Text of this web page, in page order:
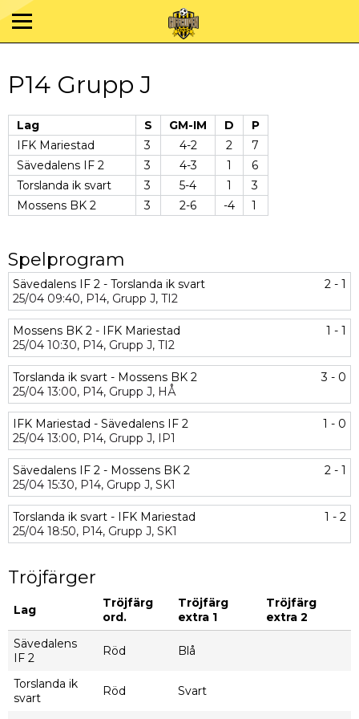
P14 Grupp J
Lag S GM-IM D
P
IFK Mariestad
3 4-2 2
7
Sävedalens IF 2
3 4-3 1
6
Torslanda ik svart
3 5-4 1
3
Mossens BK 2
3 2-6 -4 1
Spelprogram
Sävedalens IF 2 - Torslanda ik svart
2 - 1
25/04 09:40, P14, Grupp J, TI2
Mossens BK 2 - IFK Mariestad
1 - 1
25/04 10:30, P14, Grupp J, TI2
Torslanda ik svart - Mossens BK 2
3 - 0
25/04 13:00, P14, Grupp J, HÅ
IFK Mariestad - Sävedalens IF 2
1 - 0
25/04 13:00, P14, Grupp J, IP1
Sävedalens IF 2 - Mossens BK 2
2 - 1
25/04 15:30, P14, Grupp J, SK1
Torslanda ik svart - IFK Mariestad
1 - 2
25/04 18:50, P14, Grupp J, SK1
Tröjfärger
Lag
Tröjfärg
ord.
Tröjfärg
extra 1
Tröjfärg
extra 2
Sävedalens
IF 2
Röd Blå
Torslanda ik
svart
Röd Svart